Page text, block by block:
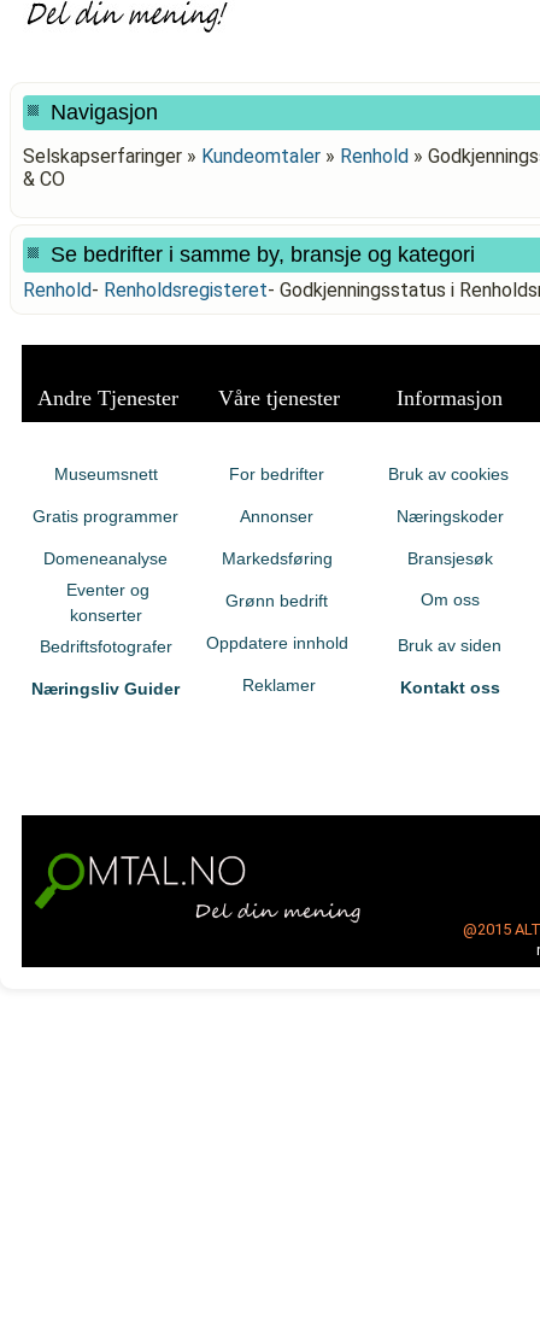
Navigasjon
Selskapserfaringer » Kundeomtaler » Renhold »
& CO
Se bedrifter i samme by, bransje og kategori
Renhold- Renholdsregisteret- Godkjenningsstatus i
Andre Tjenester Våre tjenester Informasjon
Museumsnett
Gratis programmer
Domeneanalyse
Eventer og
konserter
Bedriftsfotografer
Næringsliv Guider
For bedrifter
Annonser
Markedsføring
Grønn bedrift
Oppdatere innhold
Reklamer
Bruk av cookies
Næringskoder
Bransjesøk
Om oss
Bruk av siden
Kontakt oss
@2015